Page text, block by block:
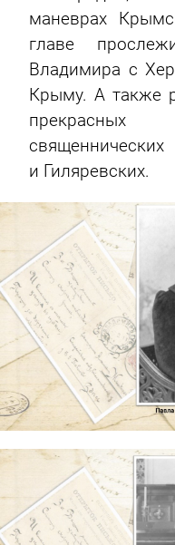
маневрах
главе
Владимира с
Крыму. А также
прекрасных
и Гиляревских.